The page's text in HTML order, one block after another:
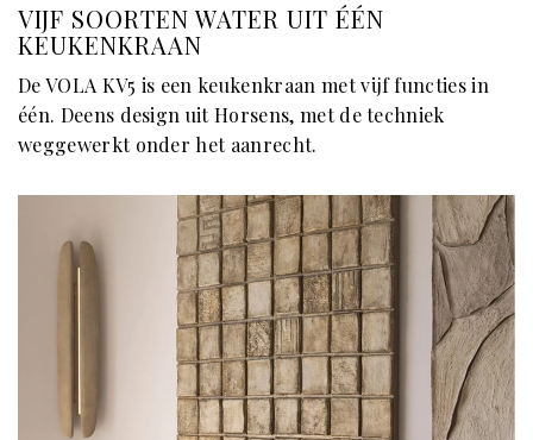
VIJF SOORTEN WATER UIT ÉÉN
KEUKENKRAAN
De VOLA KV5 is een keukenkraan met vijf functies in
één. Deens design uit Horsens, met de techniek
weggewerkt onder het aanrecht.